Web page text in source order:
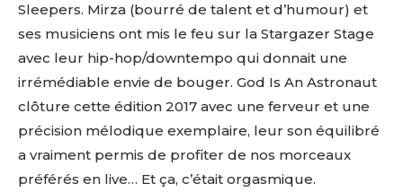
Sleepers. Mirza (bourré de talent et d’humour) et
ses musiciens ont mis le feu sur la Stargazer Stage
avec leur hip-hop/downtempo qui donnait une
irrémédiable envie de bouger. God Is An Astronaut
clôture cette édition 2017 avec une ferveur et une
précision mélodique exemplaire, leur son équilibré
a vraiment permis de profiter de nos morceaux
préférés en live… Et ça, c’était orgasmique.